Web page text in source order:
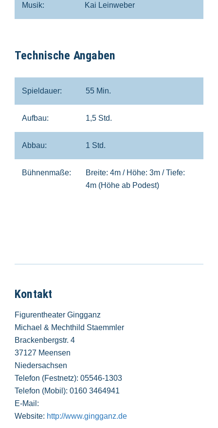
Musik: Kai Leinweber
Technische Angaben
Spieldauer: 55 Min.
Aufbau: 1,5 Std.
Abbau: 1 Std.
Bühnenmaße:
Breite: 4m / Höhe: 3m / Tiefe:
4m (Höhe ab Podest)
Kontakt
Figurentheater Gingganz
Michael & Mechthild Staemmler
Brackenbergstr. 4
37127 Meensen
Niedersachsen
Telefon (Festnetz): 05546-1303
Telefon (Mobil): 0160 3464941
E-Mail:
Website: http://www.gingganz.de